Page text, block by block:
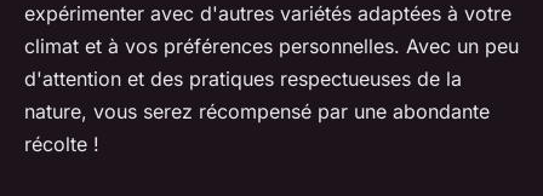
expérimenter avec d'autres variétés adaptées à votre
climat et à vos préférences personnelles. Avec un peu
d'attention et des pratiques respectueuses de la
nature, vous serez récompensé par une abondante
récolte !